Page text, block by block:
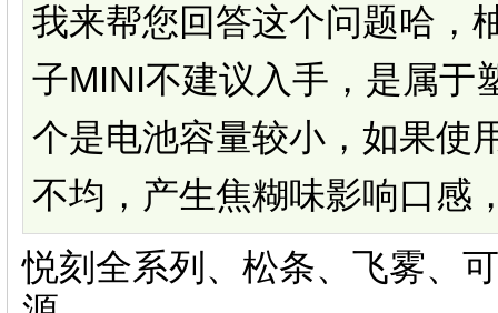
我来帮您回答这个问题哈，
子MINI不建议入手，是属于
个是电池容量较小，如果使
不均，产生焦糊味影响口感
悦刻全系列、松条、飞雾、